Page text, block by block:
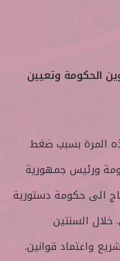
الحكومة وتعيين
المرة بسبب ضغط
ورئيس جمهورية
الى حكومة دستورية
السنتين
واعتماد قوانين.